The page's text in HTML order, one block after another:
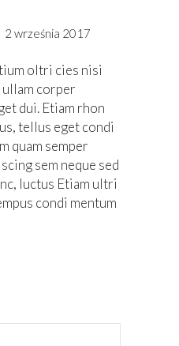
2 września 2017
oltri cies nisi
corper
dui. Etiam rhon
tellus eget condi
quam semper
sem neque sed
luctus Etiam ultri
condi mentum